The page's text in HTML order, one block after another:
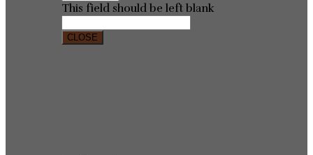
This field should be left blank
CLOSE